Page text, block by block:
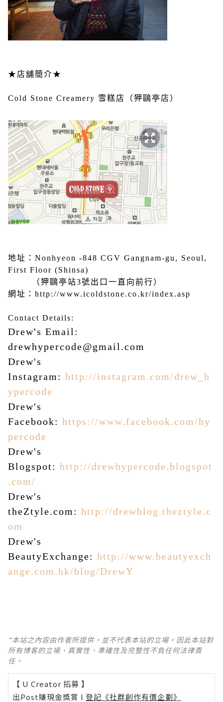
★店舖簡介★
Cold Stone Creamery 雪糕店（狎鷗亭店）
地址：Nonhyeon -848 CGV Gangnam-gu, Seoul,
First Floor (Shinsa)
（狎鷗亭站3號出口一直向前行）
網址：http://www.icoldstone.co.kr/index.asp
Contact Details:
Drew's Email:
drewhypercode@gmail.com
Drew's
Instagram: http://instagram.com/drew_h
ypercode
Drew's
Facebook: https://www.facebook.com/hy
percode
Drew's
Blogspot: http://drewhypercode.blogspot
.com/
Drew's
theZtyle.com: http://drewblog.theztyle.c
om
Drew's
BeautyExchange: http://www.beautyexch
ange.com.hk/blog/DrewY
*本站之內容由作者所提供，並不代表本站的立場。因此本站對
所有博客的立場、真實性、準確性及完整性不負任何法律責
任。
【 U Creator 招募 】
出Post賺現金獎賞 l 登記《社群創作有價企劃》